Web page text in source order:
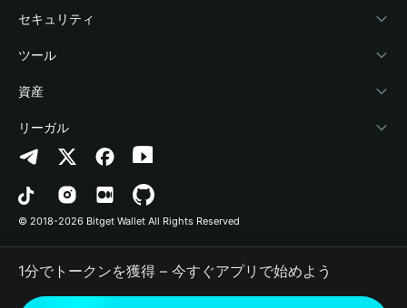
アカデミー
暗号資産ニュース
Help Center
お問い合わせ
ブランドリソース
キャリア
Stablecoin Earn
Payfi Crypto
Crypto Swap API
Altcoin Season Index
Prediction Markets
DApp
RWA
デベロッパー
ウォレットを接続
Bitget Wallet Pay
プロジェクトを掲載
セキュリティ
保護基金
セキュリティ技術
ツール
暗号資産を購入
認証検出
コントラクト検出
一括送金
資産
Arbitrum
Avalanche
Bitcoin
Polygon
リーガル
プライバシーポリシー
利用規約
© 2018-2026 Bitget Wallet All Rights Reserved
1分でトークンを獲得 – 今すぐアプリで始めよう